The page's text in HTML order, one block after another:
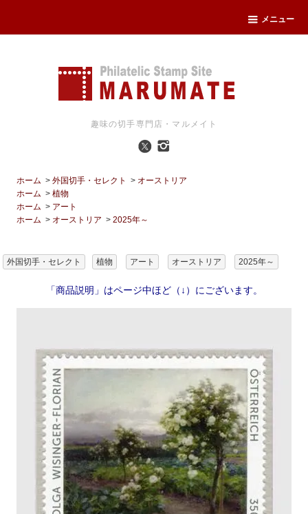
メニュー
趣味の切手専門店・マルメイト
ホーム >外国切手・セレクト > オーストリア
ホーム >植物
ホーム > アート
ホーム > オーストリア >2025年～
外国切手・セレクト 植物 アート オーストリア 2025年～
「商品説明」はページ中ほど（↓）にございます。